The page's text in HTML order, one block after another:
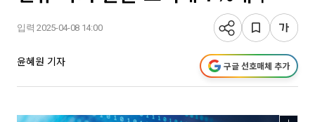
입력 2025-04-08 14:00
윤혜원 기자 구글 선호매체 추가